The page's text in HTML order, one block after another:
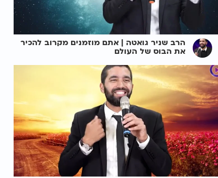
הרב שניר גואטה | אתם מוזמנים מקרוב להכיר
את הבוס של העולם